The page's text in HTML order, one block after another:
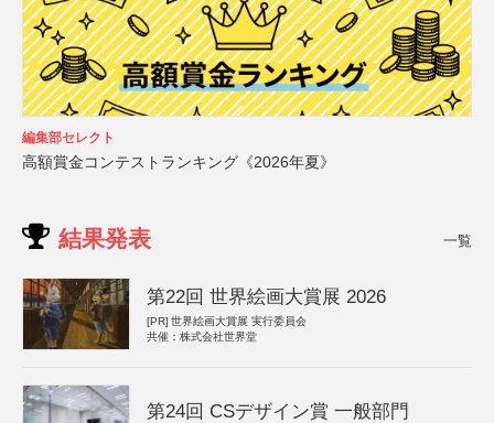
編集部セレクト
高額賞金コンテストランキング《2026年夏》
結果発表 一覧
第22回 世界絵画大賞展 2026
[PR] 世界絵画大賞展 実行委員会
共催：株式会社世界堂
第24回 CSデザイン賞 一般部門